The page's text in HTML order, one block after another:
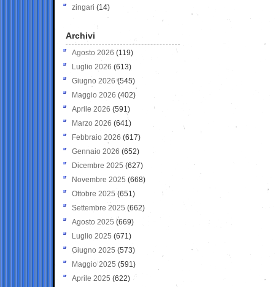
zingari (14)
Archivi
Agosto 2026 (119)
Luglio 2026 (613)
Giugno 2026 (545)
Maggio 2026 (402)
Aprile 2026 (591)
Marzo 2026 (641)
Febbraio 2026 (617)
Gennaio 2026 (652)
Dicembre 2025 (627)
Novembre 2025 (668)
Ottobre 2025 (651)
Settembre 2025 (662)
Agosto 2025 (669)
Luglio 2025 (671)
Giugno 2025 (573)
Maggio 2025 (591)
Aprile 2025 (622)